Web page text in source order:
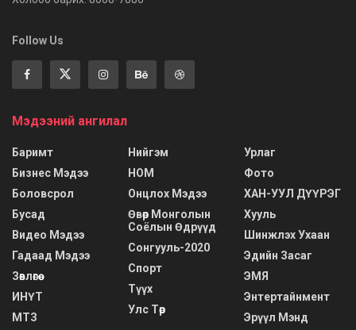
Follow Us
Мэдээний ангилал
Баримт
Бизнес Мэдээ
Боловсрол
Бусад
Видео Мэдээ
Гадаад Мэдээ
Зөвлөгөө
ИНҮТ
МТЗ
Нийгэм
НОМ
Онцлох Мэдээ
Өвөр Монголын
Соёлын Өдрүүд
Сонгууль-2020
Спорт
Түүх
Улс Төр
Урлаг
Фото
ХАН-УУЛ ДҮҮРЭГ
Хууль
Шинжлэх Ухаан
Эдийн Засаг
ЭМЯ
Энтертайнмент
Эрүүл Мэнд